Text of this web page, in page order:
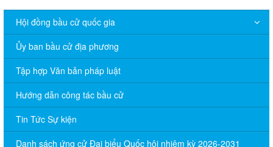
Hội đồng bầu cử quốc gia
Ủy ban bầu cử địa phương
Tập hợp Văn bản pháp luật
Hướng dẫn công tác bầu cử
Tin Tức Sự kiện
Danh sách ứng cử Đại biểu Quốc hội nhiệm kỳ 2026-2031